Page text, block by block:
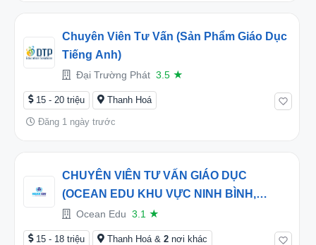
Chuyên Viên Tư Vấn (Sản Phẩm Giáo Dục
Tiếng Anh)
Đại Trường Phát 3.5 ★
15 - 20 triệu Thanh Hoá
Đăng 1 ngày trước
CHUYÊN VIÊN TƯ VẤN GIÁO DỤC
(OCEAN EDU KHU VỰC NINH BÌNH,
THANH HÓA, NGHỆ AN) - THU NHẬP HẤP
DẪN TỪ 16 TRIỆU/THÁNG
Ocean Edu 3.1 ★
15 - 18 triệu Thanh Hoá & 2 nơi khác